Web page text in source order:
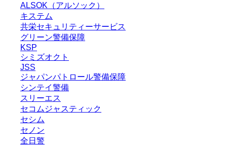
ALSOK（アルソック）
キステム
共栄セキュリティーサービス
グリーン警備保障
KSP
シミズオクト
JSS
ジャパンパトロール警備保障
シンテイ警備
スリーエス
セコムジャスティック
セシム
セノン
全日警